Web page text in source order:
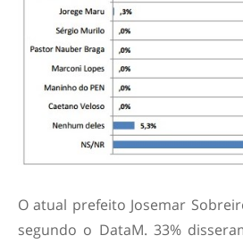
O atual prefeito Josemar
segundo o DataM. 33%